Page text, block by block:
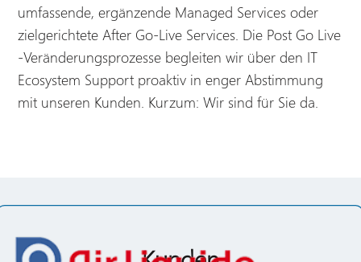
umfassende, ergänzende Managed Services oder
zielgerichtete After Go-Live Services. Die Post Go Live
-Veränderungsprozesse begleiten wir über den IT
Ecosystem Support proaktiv in enger Abstimmung
mit unseren Kunden. Kurzum: Wir sind für Sie da.